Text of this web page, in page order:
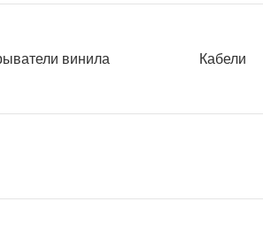
винила Кабели